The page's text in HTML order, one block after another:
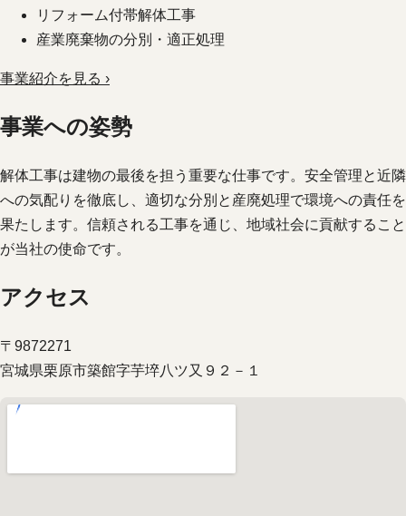
リフォーム付帯解体工事
産業廃棄物の分別・適正処理
事業紹介を見る ›
事業への姿勢
解体工事は建物の最後を担う重要な仕事です。安全管理と近隣
への気配りを徹底し、適切な分別と産廃処理で環境への責任を
果たします。信頼される工事を通じ、地域社会に貢献すること
が当社の使命です。
アクセス
〒9872271
宮城県栗原市築館字芋埣八ツ又９２－１